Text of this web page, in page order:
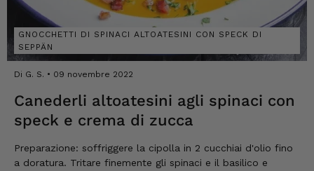
GNOCCHETTI DI SPINACI ALTOATESINI CON SPECK DI
SEPPÄN
Di G. S. 09 novembre 2022
Canederli altoatesini agli spinaci con
speck e crema di zucca
Preparazione: soffriggere la cipolla in 2 cucchiai d'olio fino
a doratura. Tritare finemente gli spinaci e il basilico e